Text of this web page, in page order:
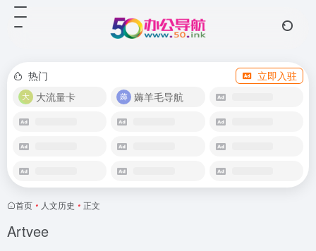
热门
立即入驻
大流量卡
薅羊毛导航
首页 • 人文历史 • 正文
Artvee